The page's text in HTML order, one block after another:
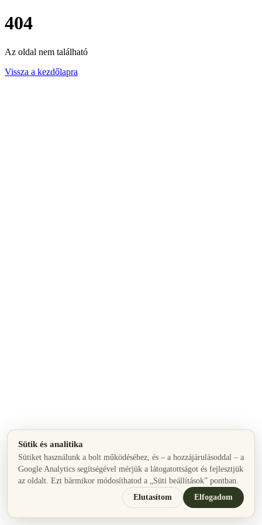
404
Az oldal nem található
Vissza a kezdőlapra
Sütik és analitika
Sütiket használunk a bolt működéséhez, és – a hozzájárulásoddal – a
Google Analytics segítségével mérjük a látogatottságot és fejlesztjük
az oldalt. Ezt bármikor módosíthatod a „Süti beállítások” pontban.
Elutasítom
Elfogadom